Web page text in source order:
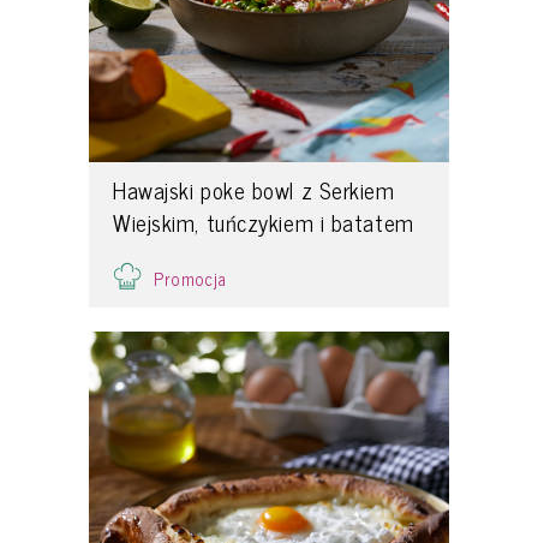
Hawajski poke bowl z Serkiem
Wiejskim, tuńczykiem i batatem
Promocja